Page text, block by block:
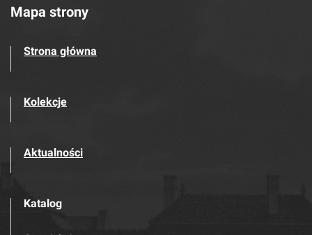
Mapa strony
Strona główna
Kolekcje
Aktualności
Katalog